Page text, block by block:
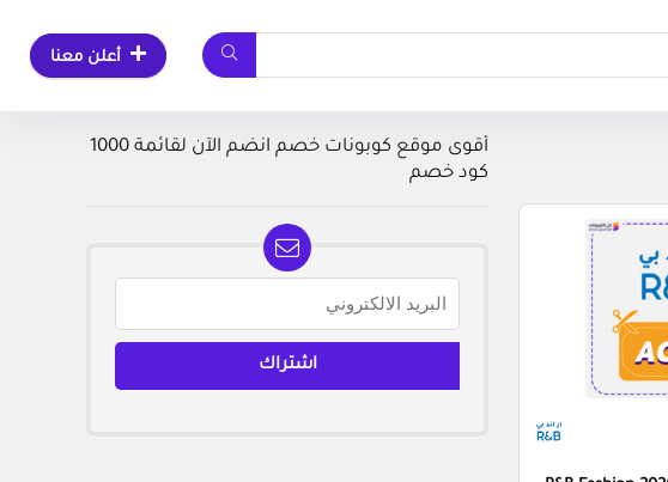
أعلن معنا
أقوى موقع كوبونات خصم انضم الآن لقائمة 1000
كود خصم